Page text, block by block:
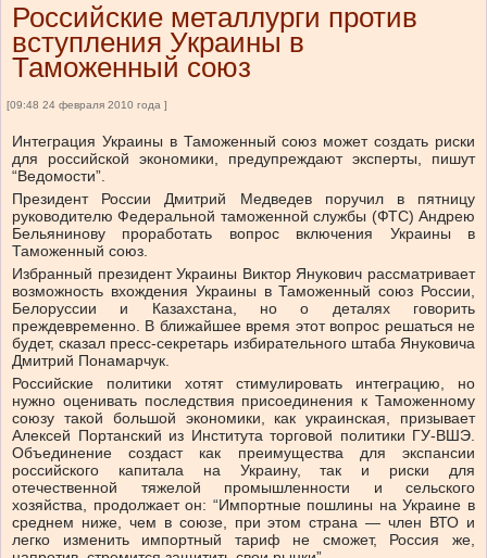
Российские металлурги против
вступления Украины в
Таможенный союз
[09:48 24 февраля 2010 года ]
Интеграция Украины в Таможенный союз может создать риски
для российской экономики, предупреждают эксперты, пишут
“Ведомости”.
Президент России Дмитрий Медведев поручил в пятницу
руководителю Федеральной таможенной службы (ФТС) Андрею
Бельянинову проработать вопрос включения Украины в
Таможенный союз.
Избранный президент Украины Виктор Янукович рассматривает
возможность вхождения Украины в Таможенный союз России,
Белоруссии и Казахстана, но о деталях говорить
преждевременно. В ближайшее время этот вопрос решаться не
будет, сказал пресс-секретарь избирательного штаба Януковича
Дмитрий Понамарчук.
Российские политики хотят стимулировать интеграцию, но
нужно оценивать последствия присоединения к Таможенному
союзу такой большой экономики, как украинская, призывает
Алексей Портанский из Института торговой политики ГУ-ВШЭ.
Объединение создаст как преимущества для экспансии
российского капитала на Украину, так и риски для
отечественной тяжелой промышленности и сельского
хозяйства, продолжает он: “Импортные пошлины на Украине в
среднем ниже, чем в союзе, при этом страна — член ВТО и
легко изменить импортный тариф не сможет, Россия же,